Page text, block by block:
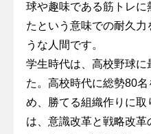
球や趣味である筋トレに
たという意味での耐久力
うな人間です。
学生時代は、高校野球に
た。高校時代に総勢80
め、勝てる組織作りに取
は、意識改革と戦略改